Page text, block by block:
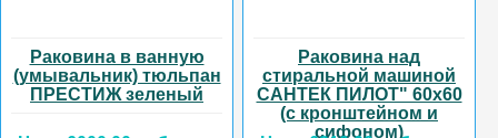
Раковина в ванную
(умывальник) тюльпан
ПРЕСТИЖ зеленый
Раковина над
стиральной машиной
САНТЕК ПИЛОТ" 60х60
(с кронштейном и
сифоном)